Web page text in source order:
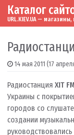
Skip to content
Main
Каталог
URL.KIEV.UA —
14 мая 2011 (17
Радиостанция ХIТ FM
Украины с
городов со
создании